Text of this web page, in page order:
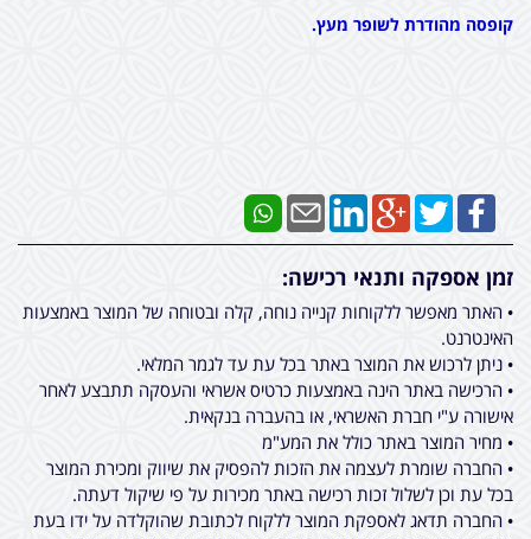
קופסה מהודרת לשופר מעץ.
זמן אספקה ותנאי רכישה:
• האתר מאפשר ללקוחות קנייה נוחה, קלה ובטוחה של המוצר באמצעות
האינטרנט.
• ניתן לרכוש את המוצר באתר בכל עת עד לגמר המלאי.
• הרכישה באתר הינה באמצעות כרטיס אשראי והעסקה תתבצע לאחר
אישורה ע"י חברת האשראי, או בהעברה בנקאית.
• מחיר המוצר באתר כולל את המע"מ
• החברה שומרת לעצמה את הזכות להפסיק את שיווק ומכירת המוצר
בכל עת וכן לשלול זכות רכישה באתר מכירות על פי שיקול דעתה.
• החברה תדאג לאספקת המוצר ללקוח לכתובת שהוקלדה על ידו בעת